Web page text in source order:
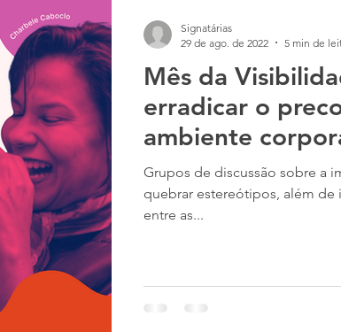
Mês da
erradicar o
ambiente
Grupos de discussão sobre a
quebrar estereótipos, além
entre as...
Signatárias
29 de ago. de 2022
5 min de